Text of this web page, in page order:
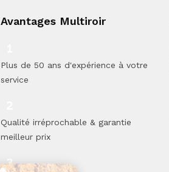
Avantages Multiroir
Plus de 50 ans d'expérience à votre
service
Qualité irréprochable & garantie
meilleur prix